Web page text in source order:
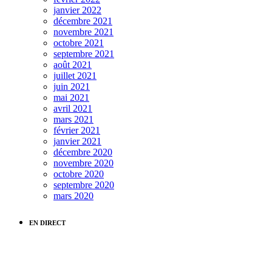
janvier 2022
décembre 2021
novembre 2021
octobre 2021
septembre 2021
août 2021
juillet 2021
juin 2021
mai 2021
avril 2021
mars 2021
février 2021
janvier 2021
décembre 2020
novembre 2020
octobre 2020
septembre 2020
mars 2020
EN DIRECT